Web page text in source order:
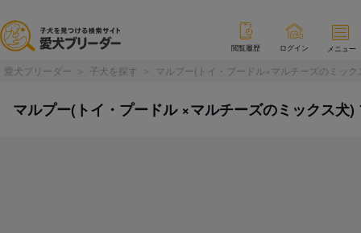
閲覧履歴 ログイン メニュー
愛犬ブリーダー 子犬を探す マルプー(トイ・プードル×マルチーズのミック
マルプー(トイ・プードル ×マルチーズのミックス犬